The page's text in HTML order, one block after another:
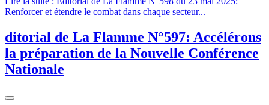
Renforcer et étendre le combat dans chaque secteur...
ditorial de La Flamme N°597: Accélérons
la préparation de la Nouvelle Conférence
Nationale